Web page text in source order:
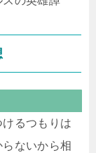
るつもりは
ないから相